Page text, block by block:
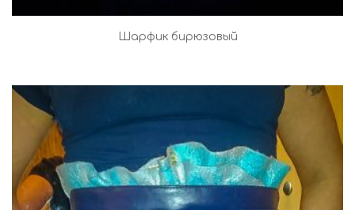
Шарфик бирюзовый